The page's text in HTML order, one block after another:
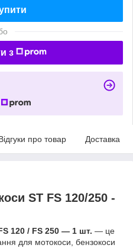
з
про товар Доставка
ST FS 120/250 -
120 / FS 250 — 1 шт. — це
для мотокоси, бензокоси